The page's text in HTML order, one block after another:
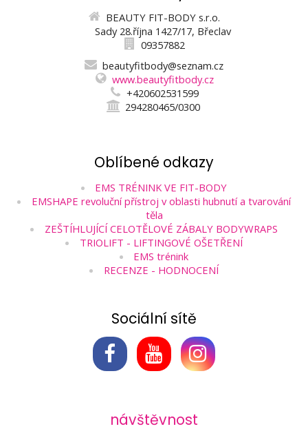
BEAUTY FIT-BODY s.r.o.
Sady 28.října 1427/17, Břeclav
09357882
beautyfitbody@seznam.cz
www.beautyfitbody.cz
+420602531599
294280465/0300
Oblíbené odkazy
EMS TRÉNINK VE FIT-BODY
EMSHAPE revoluční přístroj v oblasti hubnutí a tvarování
těla
ZEŠTÍHLUJÍCÍ CELOTĚLOVÉ ZÁBALY BODYWRAPS
TRIOLIFT - LIFTINGOVÉ OŠETŘENÍ
EMS trénink
RECENZE - HODNOCENÍ
Sociální sítě
návštěvnost